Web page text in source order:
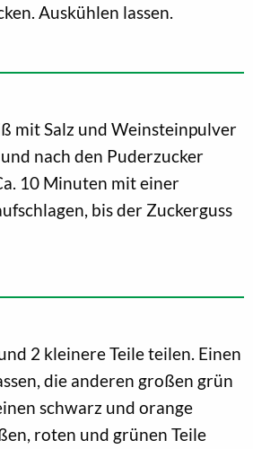
Auskühlen lassen.
mit Salz und Weinsteinpulver
nach den Puderzucker
10 Minuten mit einer
bis der Zuckerguss
2 kleinere Teile teilen. Einen
die anderen großen grün
schwarz und orange
roten und grünen Teile